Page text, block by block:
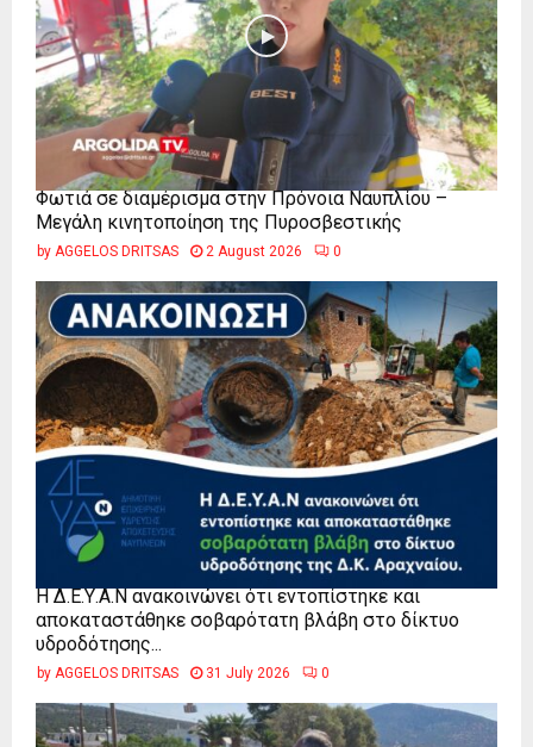
Φωτιά σε διαμέρισμα στην Πρόνοια Ναυπλίου –
Μεγάλη κινητοποίηση της Πυροσβεστικής
by AGGELOS DRITSAS 2 August 2026 0
Η Δ.Ε.Υ.Α.Ν ανακοινώνει ότι εντοπίστηκε και
αποκαταστάθηκε σοβαρότατη βλάβη στο δίκτυο
υδροδότησης...
by AGGELOS DRITSAS 31 July 2026 0